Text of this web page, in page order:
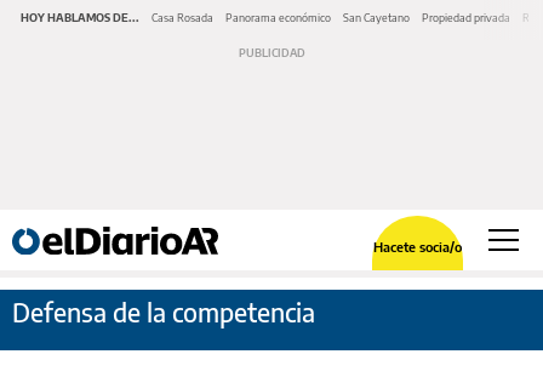
HOY HABLAMOS DE... Casa Rosada Panorama económico San Cayetano Propiedad privada
Hacete socia/o
Defensa de la competencia